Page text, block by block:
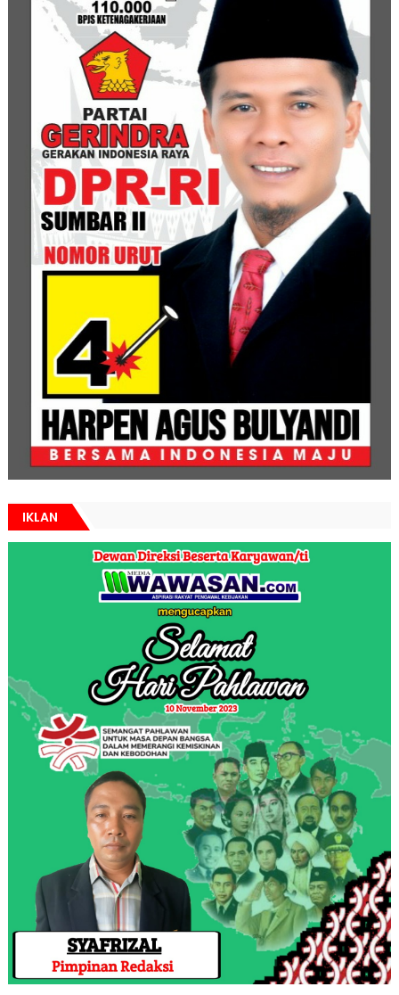
IKLAN